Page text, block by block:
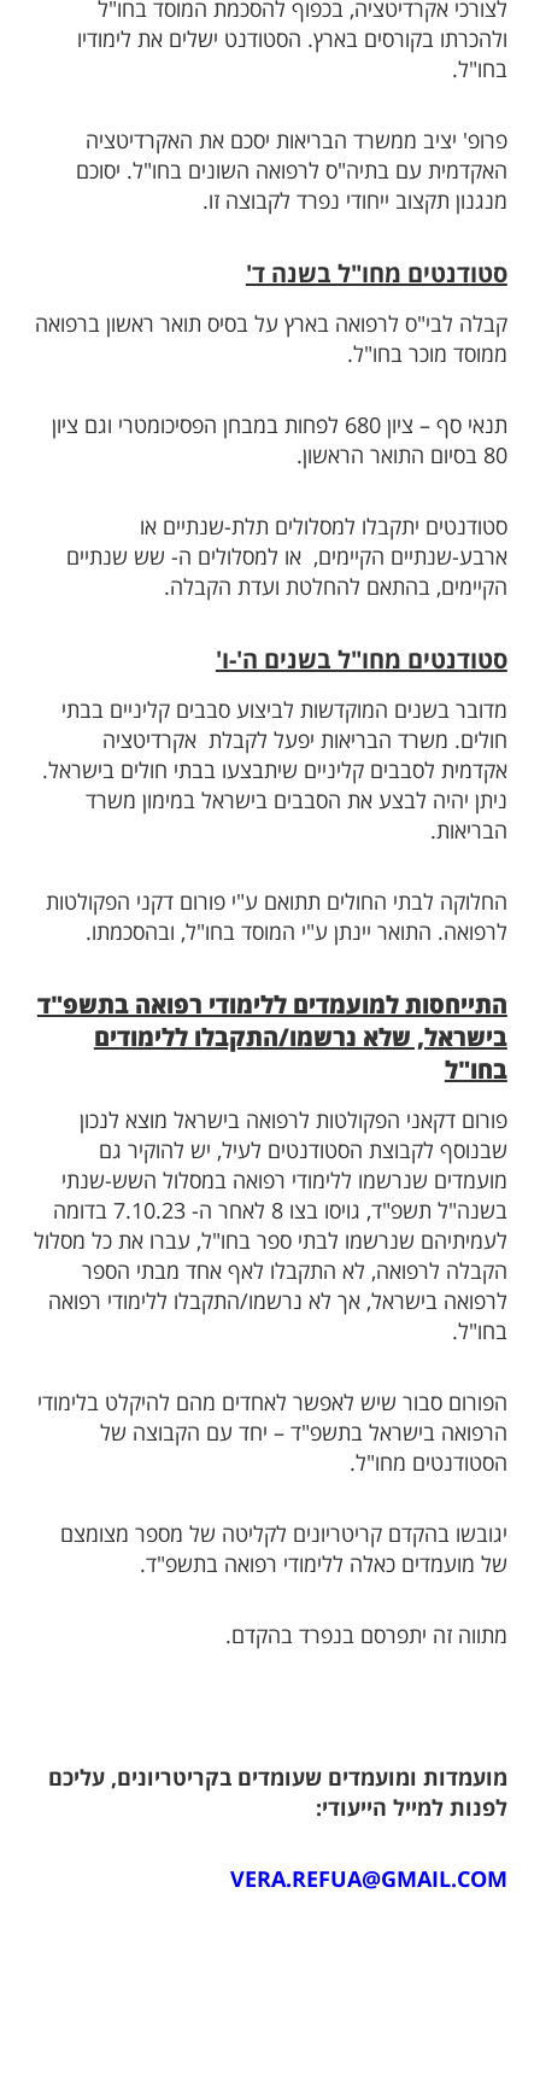
לצורכי אקרדיטציה, בכפוף להסכמת המוסד בחו"ל
ולהכרתו בקורסים בארץ. הסטודנט ישלים את לימודיו
בחו"ל.
פרופ' יציב ממשרד הבריאות יסכם את האקרדיטציה
האקדמית עם בתיה"ס לרפואה השונים בחו"ל. יסוכם
מנגנון תקצוב ייחודי נפרד לקבוצה זו.
סטודנטים מחו"ל בשנה ד'
קבלה לבי"ס לרפואה בארץ על בסיס תואר ראשון ברפואה
ממוסד מוכר בחו"ל.
תנאי סף – ציון 680 לפחות במבחן הפסיכומטרי וגם ציון
80 בסיום התואר הראשון.
סטודנטים יתקבלו למסלולים תלת-שנתיים או
ארבע-שנתיים הקיימים, או למסלולים ה- שש שנתיים
הקיימים, בהתאם להחלטת ועדת הקבלה.
סטודנטים מחו"ל בשנים ה'-ו'
מדובר בשנים המוקדשות לביצוע סבבים קליניים בבתי
חולים. משרד הבריאות יפעל לקבלת אקרדיטציה
אקדמית לסבבים קליניים שיתבצעו בבתי חולים בישראל.
ניתן יהיה לבצע את הסבבים בישראל במימון משרד
הבריאות.
החלוקה לבתי החולים תתואם ע"י פורום דקני הפקולטות
לרפואה. התואר יינתן ע"י המוסד בחו"ל, ובהסכמתו.
התייחסות למועמדים ללימודי רפואה בתשפ"ד
בישראל, שלא נרשמו/התקבלו ללימודים
בחו"ל
פורום דקאני הפקולטות לרפואה בישראל מוצא לנכון
שבנוסף לקבוצת הסטודנטים לעיל, יש להוקיר גם
מועמדים שנרשמו ללימודי רפואה במסלול השש-שנתי
בשנה"ל תשפ"ד, גויסו בצו 8 לאחר ה- 7.10.23 בדומה
לעמיתיהם שנרשמו לבתי ספר בחו"ל, עברו את כל מסלול
הקבלה לרפואה, לא התקבלו לאף אחד מבתי הספר
לרפואה בישראל, אך לא נרשמו/התקבלו ללימודי רפואה
בחו"ל.
הפורום סבור שיש לאפשר לאחדים מהם להיקלט בלימודי
הרפואה בישראל בתשפ"ד – יחד עם הקבוצה של
הסטודנטים מחו"ל.
יגובשו בהקדם קריטריונים לקליטה של מספר מצומצם
של מועמדים כאלה ללימודי רפואה בתשפ"ד.
מתווה זה יתפרסם בנפרד בהקדם.
מועמדות ומועמדים שעומדים בקריטריונים, עליכם
לפנות למייל הייעודי:
VERA.REFUA@GMAIL.COM